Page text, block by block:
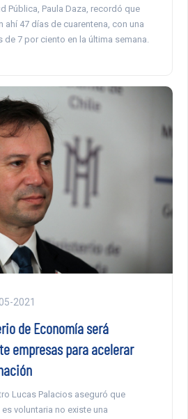
Pública, Paula Daza, recordó que
ahí 47 días de cuarentena, con una
7 por ciento en la última semana.
2021
de Economía será
empresas para acelerar
Lucas Palacios aseguró que
voluntaria no existe una